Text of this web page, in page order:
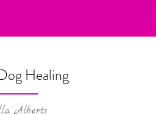
Healing
Alberts